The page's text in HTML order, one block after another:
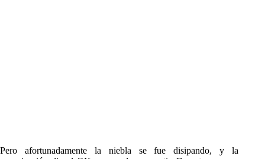
Pero afortunadamente la niebla se fue disipando, y la